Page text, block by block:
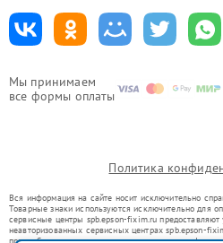
Мы принимаем
все формы оплаты
Политика
Вся информация на сайте носит исключительно
Товарные знаки используются исключительно для
сервисные центры spb.epson-fixim.ru предоставляют
неавторизованных сервисных центрах spb.epson-